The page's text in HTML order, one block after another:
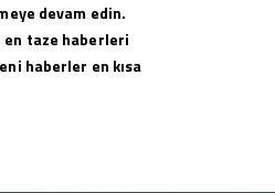
devam edin.
en taze haberleri
haberler en kısa